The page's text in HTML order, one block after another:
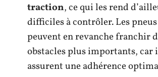
traction, ce qui les rend
difficiles à contrôler. Les
peuvent en revanche franchir
obstacles plus importants, car
assurent une adhérence